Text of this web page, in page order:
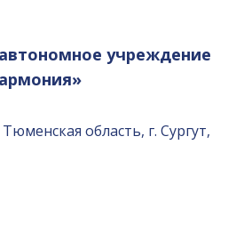
учреждение
область, г. Сургут,